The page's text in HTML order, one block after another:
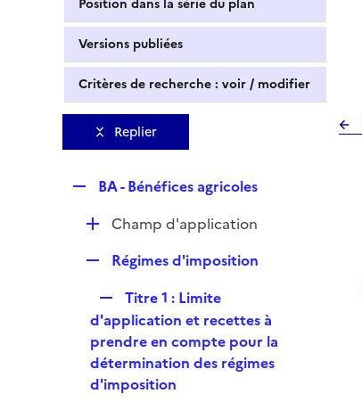
Position dans la série du plan
Versions publiées
Critères de recherche : voir / modifier
Replier
p
r
BA - Bénéfices agricoles
D
e
r
Champ d'application
p
l
i
e
r
Régimes d'imposition
e
p
l
i
Titre 1 : Limite
d'application et recettes à
prendre en compte pour la
détermination des régimes
d'imposition